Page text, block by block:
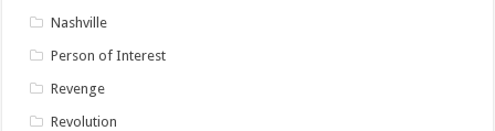
Nashville
Person of Interest
Revenge
Revolution